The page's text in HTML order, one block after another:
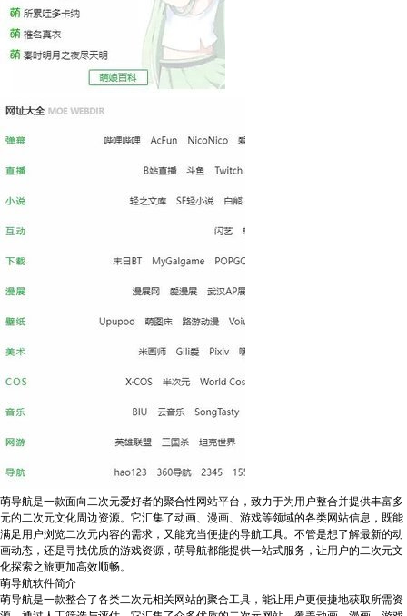
萌导航是一款面向二次元爱好者的聚合性网站平台，致力于为用户整合并提供丰富多
元的二次元文化周边资源。它汇集了动画、漫画、游戏等领域的各类网站信息，既能
满足用户浏览二次元内容的需求，又能充当便捷的导航工具。不管是想了解最新的动
画动态，还是寻找优质的游戏资源，萌导航都能提供一站式服务，让用户的二次元文
化探索之旅更加高效顺畅。
萌导航软件简介
萌导航是一款整合了各类二次元相关网站的聚合工具，能让用户更便捷地获取所需资